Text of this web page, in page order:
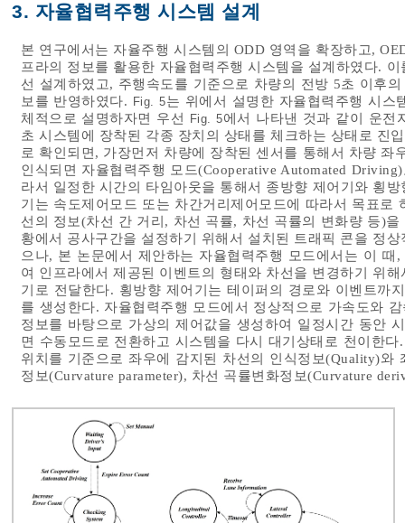
3. 자율협력주행 시스템 설계
본 연구에서는 자율주행 시스템의 ODD 영역을 확장하고,
프라의 정보를 활용한 자율협력주행 시스템을 설계하였다.
선 설계하였고, 주행속도를 기준으로 차량의 전방 5초 이후
보를 반영하였다. Fig. 5는 위에서 설명한 자율협력주행 시스
체적으로 설명하자면 우선
Fig. 5에서 나타낸 것과 같이 운전
초 시스템에 장착된 각종 장치의 상태를 체크하는 상태로 진
로 확인되면, 가장먼저 차량에 장착된 센서를 통해서 차량
인식되면 자율협력주행 모드(Cooperative Automated
라서 일정한 시간의 타임아웃을 통해서 종방향 제어기와 횡
기는 속도제어모드 또는 차간거리제어모드에 따라서 목표
선의 정보(차선 간 거리, 차선 곡률, 차선 곡률의 변화량 등)
황에서 공사구간을 설정하기 위해서 설치된 트래픽 콘을 정
으나, 본 논문에서 제안하는 자율협력주행 모드에서는 이
여 인프라에서 제공된 이벤트의 형태와 차선을 변경하기 위
기로 전달한다. 횡방향 제어기는 테이퍼의 경로와 이벤트까
를 생성한다. 자율협력주행 모드에서 정상적으로 가속도와
정보를 바탕으로 가상의 제어값을 생성하여 일정시간 동안
면 수동모드로 전환하고 시스템을 다시 대기상태로 천이한
위치를 기준으로 좌우에 감지된 차선의 인식정보(Quality)와
정보(Curvature parameter), 차선 곡률변화정보(Curvature